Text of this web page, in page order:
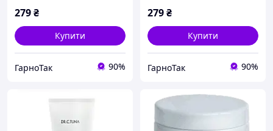
279₴
Купити
ГарноТак 90%
279₴
Купити
ГарноТак 90%